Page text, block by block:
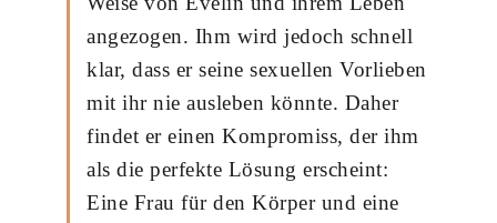
angezogen. Ihm wird jedoch schnell
klar, dass er seine sexuellen Vorlieben
mit ihr nie ausleben könnte. Daher
findet er einen Kompromiss, der ihm
als die perfekte Lösung erscheint:
Eine Frau für den Körper und eine